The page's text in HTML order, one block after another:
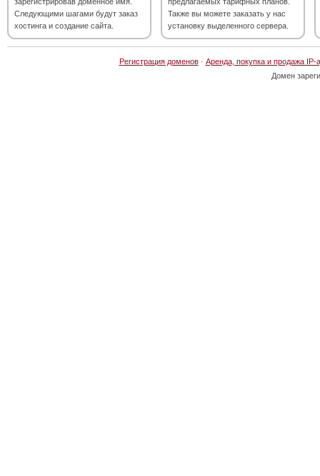
Следующими шагами будут заказ
хостинга и создание сайта.
Также вы можете заказать у нас
установку выделенного сервера.
Регистрация доменов· Аренда, покупка и продажа IP-
Домен